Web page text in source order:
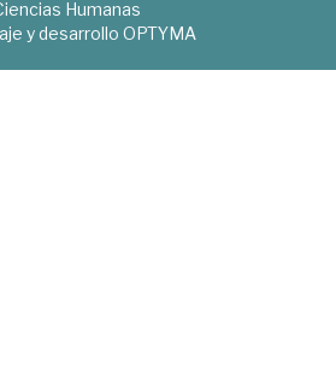
Humanas
y desarrollo OPTYMA